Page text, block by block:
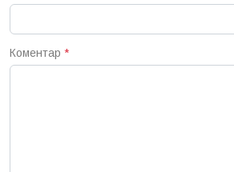
Коментар *